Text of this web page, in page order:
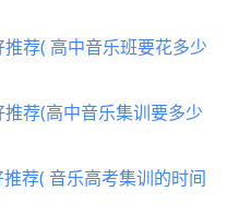
荐( 高中音乐班要花多少
荐(高中音乐集训要多少
荐( 音乐高考集训的时间